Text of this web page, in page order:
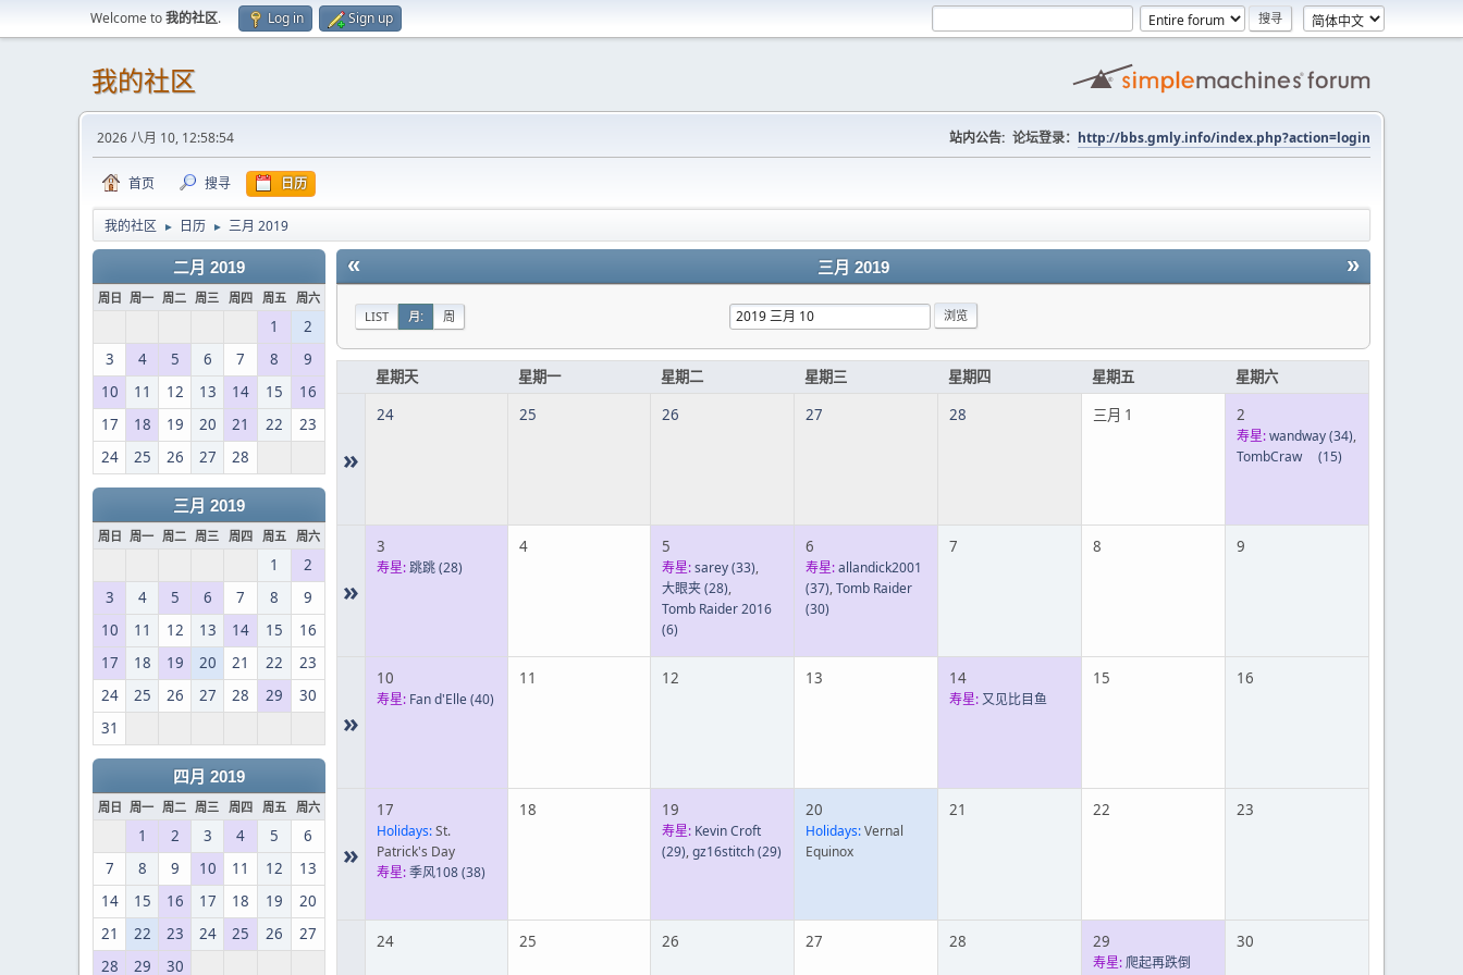
Welcome to我的社区. Log in Sign up
我的社区
2026 八月 10, 12:58:54 站内公告: 论坛登录： http://bbs.gmly.info/index.php?action=login
首页 搜寻 日历
我的社区 ► 日历 ► 三月 2019
二月 2019
周日 周一 周二 周三 周四 周五 周六
1
2
3
4 5 6 7 8
9
10
11 12 13 14 15
16
17
18 19 20 21 22
23
24
25 26 27 28
三月 2019
周日 周一 周二 周三 周四 周五 周六
1
2
3
4 5 6 7 8
9
10
11 12 13 14 15
16
17
18 19 20 21 22
23
24
25 26 27 28 29
30
31
四月 2019
周日 周一 周二 周三 周四 周五 周六
1 2 3 4 5
6
7
8 9 10 11 12
13
14
15 16 17 18 19
20
21
22 23 24 25 26
27
28
29 30
« »
三月 2019
LIST 月: 周
星期天 星期一 星期二 星期三 星期四 星期五 星期六
»
24 25 26 27 28 三月 1 2
寿星:wandway(34),
TombCraw
(15)
»
3
寿星:跳跳(28)
4 5
寿星:sarey(33),
大眼夹(28),
Tomb Raider 2016
(6)
6
寿星:allandick2001
(37),Tomb Raider
(30)
7 8 9
»
10
寿星: Fan d'Elle(40)
11 12 13 14
寿星: 又见比目鱼
15 16
»
17
Holidays:St.
Patrick's Day
寿星:季风108(38)
18 19
寿星: Kevin Croft
(29),gz16stitch(29)
20
Holidays:Vernal
Equinox
21 22 23
24 25 26 27 28 29
寿星:爬起再跌倒
30